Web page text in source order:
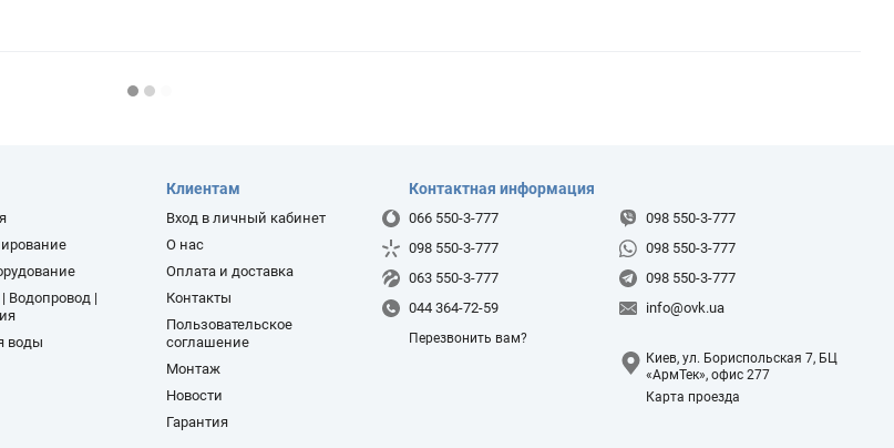
Водопровод |
воды
Клиентам
Вход в личный кабинет
О нас
Оплата и доставка
Контакты
Пользовательское
соглашение
Монтаж
Новости
Гарантия
Контактная информация
066 550-3-777
098 550-3-777
063 550-3-777
044 364-72-59
Перезвонить вам?
098 550-3-777
098 550-3-777
098 550-3-777
info@ovk.ua
Киев, ул. Бориспольская 7, БЦ
«АрмТек», офис 277
Карта проезда